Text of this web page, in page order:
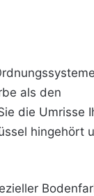
als den
die Umrisse
hingehört